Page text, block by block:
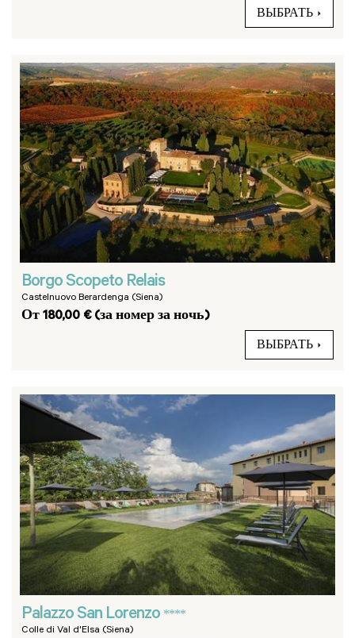
ВЫБРАТЬ
Borgo Scopeto Relais
Castelnuovo Berardenga (Siena)
От 180,00 € (за номер за ночь)
ВЫБРАТЬ
Palazzo San Lorenzo ****
Colle di Val d'Elsa (Siena)